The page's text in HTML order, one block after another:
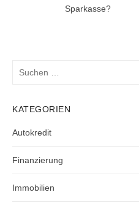
Sparkasse?
KATEGORIEN
Autokredit
Finanzierung
Immobilien